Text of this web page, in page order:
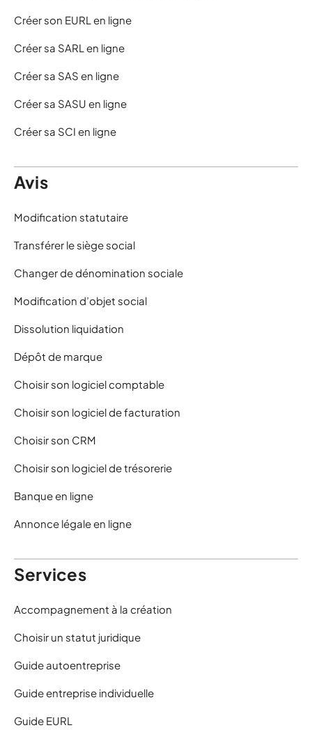
Créer son EURL en ligne
Créer sa SARL en ligne
Créer sa SAS en ligne
Créer sa SASU en ligne
Créer sa SCI en ligne
Avis
Modification statutaire
Transférer le siège social
Changer de dénomination sociale
Modification d’objet social
Dissolution liquidation
Dépôt de marque
Choisir son logiciel comptable
Choisir son logiciel de facturation
Choisir son CRM
Choisir son logiciel de trésorerie
Banque en ligne
Annonce légale en ligne
Services
Accompagnement à la création
Choisir un statut juridique
Guide autoentreprise
Guide entreprise individuelle
Guide EURL